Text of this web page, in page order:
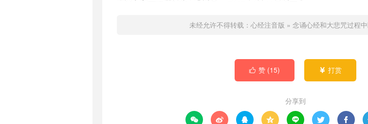
未经允许不得转载： 心经注音版 » 念诵心经和大悲咒过程
 赞 (15)  打赏
分享到
      